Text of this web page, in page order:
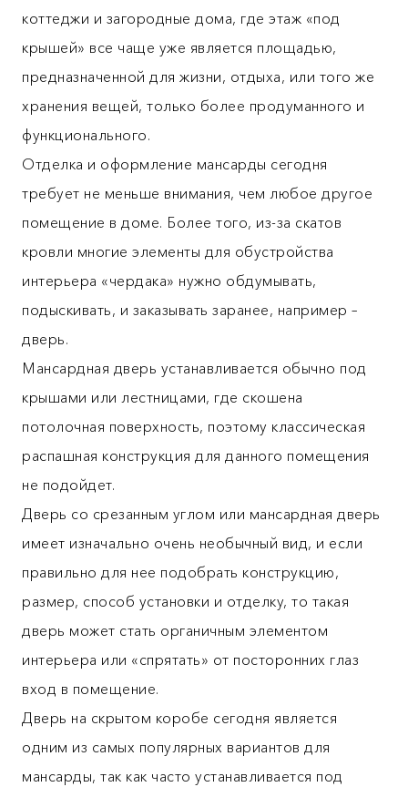
коттеджи и загородные дома, где этаж «под
крышей» все чаще уже является площадью,
предназначенной для жизни, отдыха, или того же
хранения вещей, только более продуманного и
функционального.
Отделка и оформление мансарды сегодня
требует не меньше внимания, чем любое другое
помещение в доме. Более того, из-за скатов
кровли многие элементы для обустройства
интерьера «чердака» нужно обдумывать,
подыскивать, и заказывать заранее, например –
дверь.
Мансардная дверь устанавливается обычно под
крышами или лестницами, где скошена
потолочная поверхность, поэтому классическая
распашная конструкция для данного помещения
не подойдет.
Дверь со срезанным углом или мансардная дверь
имеет изначально очень необычный вид, и если
правильно для нее подобрать конструкцию,
размер, способ установки и отделку, то такая
дверь может стать органичным элементом
интерьера или «спрятать» от посторонних глаз
вход в помещение.
Дверь на скрытом коробе сегодня является
одним из самых популярных вариантов для
мансарды, так как часто устанавливается под